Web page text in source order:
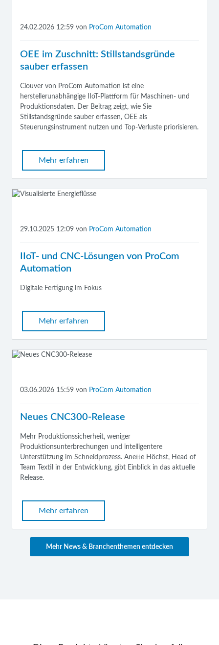
24.02.2026 12:59 von ProCom Automation
OEE im Zuschnitt: Stillstandsgründe
sauber erfassen
Clouver von ProCom Automation ist eine
herstellerunabhängige IIoT-Plattform für Maschinen- und
Produktionsdaten. Der Beitrag zeigt, wie Sie
Stillstandsgründe sauber erfassen, OEE als
Steuerungsinstrument nutzen und Top‑Verluste priorisieren.
Mehr erfahren
29.10.2025 12:09 von ProCom Automation
IIoT- und CNC-Lösungen von ProCom
Automation
Digitale Fertigung im Fokus
Mehr erfahren
03.06.2026 15:59 von ProCom Automation
Neues CNC300-Release
Mehr Produktionssicherheit, weniger
Produktionsunterbrechungen und intelligentere
Unterstützung im Schneidprozess. Anette Höchst, Head of
Team Textil in der Entwicklung, gibt Einblick in das aktuelle
Release.
Mehr erfahren
Mehr News & Branchenthemen entdecken